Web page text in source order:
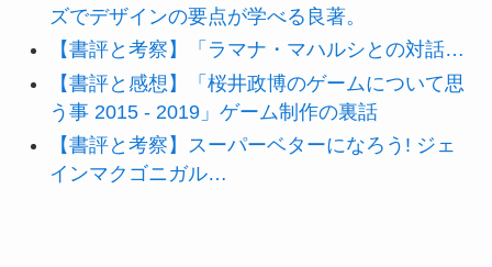
ズでデザインの要点が学べる良著。
【書評と考察】「ラマナ・マハルシとの対話…
【書評と感想】「桜井政博のゲームについて思
う事 2015 - 2019」ゲーム制作の裏話
【書評と考察】スーパーベターになろう! ジェ
インマクゴニガル…